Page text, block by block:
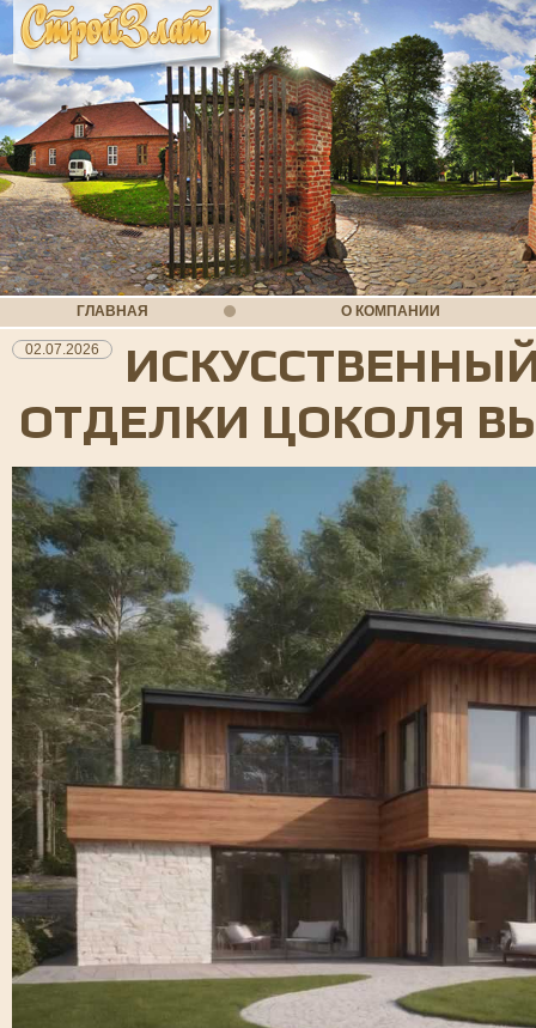
ГЛАВНАЯ О КОМПАНИИ
02.07.2026
ОТДЕЛКИ ЦОКОЛЯ